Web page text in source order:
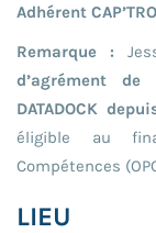
Adhérent
Remarque :
d’agrément de
DATADOCK
éligible au
Compétences
LIEU